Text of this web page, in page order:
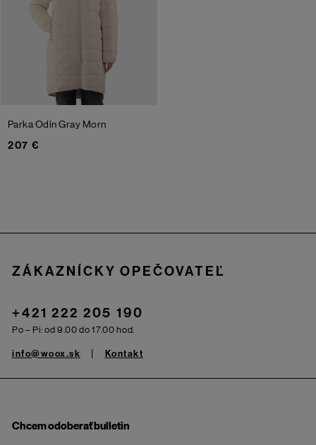
Parka OdinGray Morn
207 €
ZÁKAZNÍCKY OPEČOVATEĽ
+421 222 205 190
Po – Pi: od 9.00 do 17.00 hod.
info@woox.sk Kontakt
Chcem odoberať bulletin